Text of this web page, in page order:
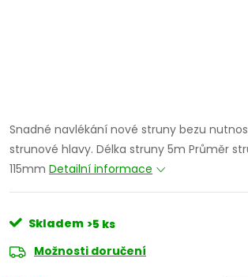
Snadné navlékání nové struny bezu
strunové hlavy. Délka struny 5m Průměr
115mm Detailní informace
Skladem >5 ks
Možnosti doručení